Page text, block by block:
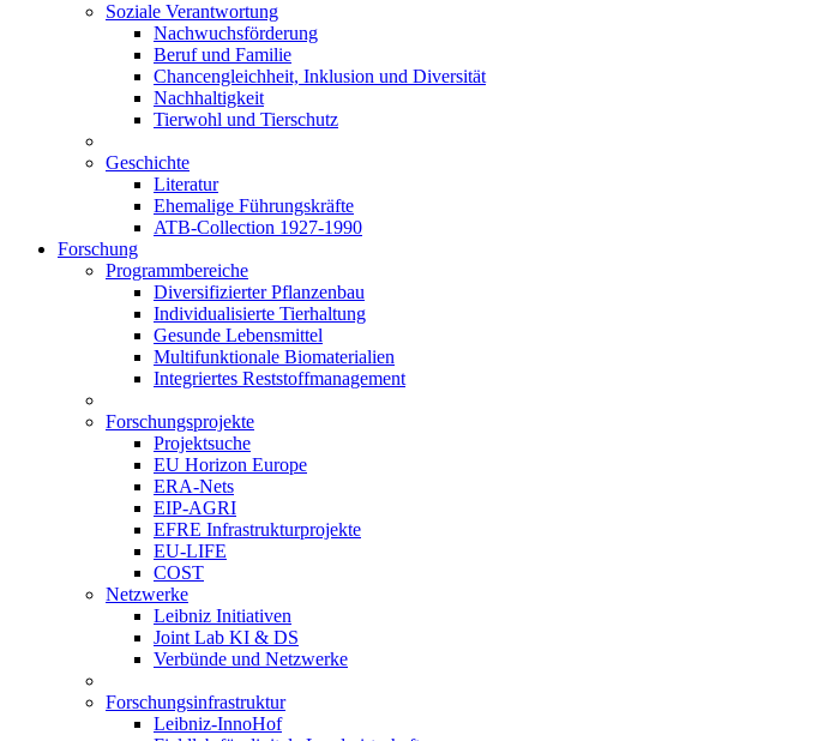
Soziale Verantwortung
Nachwuchsförderung
Beruf und Familie
Chancengleichheit, Inklusion und Diversität
Nachhaltigkeit
Tierwohl und Tierschutz
Geschichte
Literatur
Ehemalige Führungskräfte
ATB-Collection 1927-1990
Forschung
Programmbereiche
Diversifizierter Pflanzenbau
Individualisierte Tierhaltung
Gesunde Lebensmittel
Multifunktionale Biomaterialien
Integriertes Reststoffmanagement
Forschungsprojekte
Projektsuche
EU Horizon Europe
ERA-Nets
EIP-AGRI
EFRE Infrastrukturprojekte
EU-LIFE
COST
Netzwerke
Leibniz Initiativen
Joint Lab KI & DS
Verbünde und Netzwerke
Forschungsinfrastruktur
Leibniz-InnoHof